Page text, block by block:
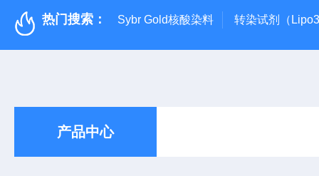
热门搜索： Sybr Gold核酸染料 转染试剂（
产品中心